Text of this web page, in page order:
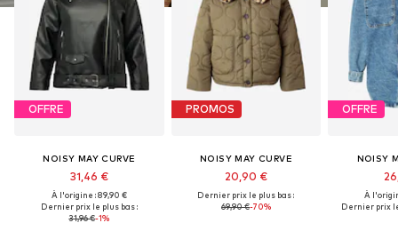
OFFRE
NOISY MAY CURVE
31,46 €
À l'origine : 89,90 €
Dernier prix le plus bas :
31,96 €-1%
PROMOS
NOISY MAY CURVE
20,90 €
Dernier prix le plus bas :
69,90 €-70%
OFFRE
NOISY
À
Dernier prix